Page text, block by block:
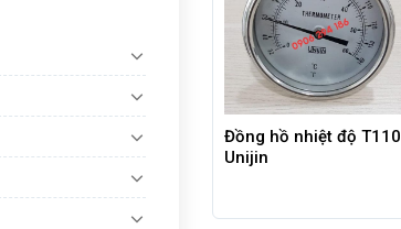
Đồng hồ nhiệt độ T110
Unijin